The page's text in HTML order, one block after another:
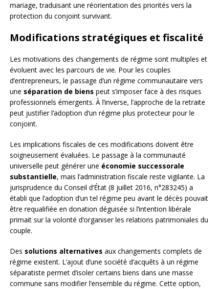
mariage, traduisant une réorientation des priorités vers la
protection du conjoint survivant.
Modifications stratégiques et fiscalité
Les motivations des changements de régime sont multiples et
évoluent avec les parcours de vie. Pour les couples
d’entrepreneurs, le passage d’un régime communautaire vers
une séparation de biens peut s’imposer face à des risques
professionnels émergents. À l’inverse, l’approche de la retraite
peut justifier l’adoption d’un régime plus protecteur pour le
conjoint.
Les implications fiscales de ces modifications doivent être
soigneusement évaluées. Le passage à la communauté
universelle peut générer une économie successorale
substantielle, mais l’administration fiscale reste vigilante. La
jurisprudence du Conseil d’État (8 juillet 2016, n°283245) a
établi que l’adoption d’un tel régime peu avant le décès pouvait
être requalifiée en donation déguisée si l’intention libérale
primait sur la volonté d’organiser les relations patrimoniales du
couple.
Des solutions alternatives aux changements complets de
régime existent. L’ajout d’une société d’acquêts à un régime
séparatiste permet d’isoler certains biens dans une masse
commune sans modifier l’ensemble du régime. Cette option,